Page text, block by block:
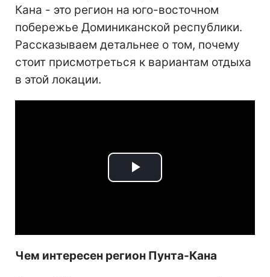
Кана - это регион на юго-восточном
побережье Доминиканской республики.
Рассказываем детальнее о том, почему
стоит присмотреться к вариантам отдыха
в этой локации.
Play
Чем интересен регион Пунта-Кана